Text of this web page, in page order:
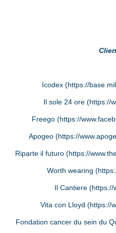
Icodex (https://
Il sole 24 ore (https://
Freego (https://
Apogeo (https://
Riparte il futuro (https://
Worth wearing (
Il Cantiere (https://
Vita con Lloyd (https://
Fondation cancer du sein du